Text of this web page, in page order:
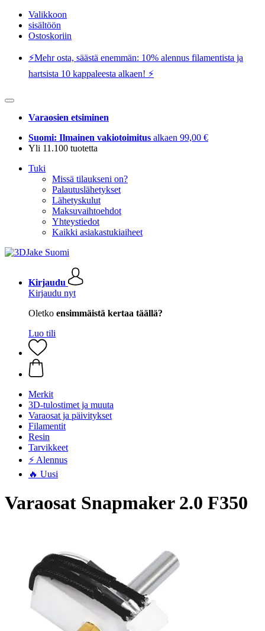
Valikkoon
sisältöön
Ostoskoriin
⚡️Mehr osta, säästä enemmän: 10% alennus filamentista ja
hartsista 10 kappaleesta alkaen! ⚡️
Varaosien etsiminen
Suomi: Ilmainen vakiotoimitus alkaen 99,00 €
Yli 11.100 tuotetta
Tuki
Missä tilaukseni on?
Palautuslähetykset
Lähetyskulut
Maksuvaihtoehdot
Yhteystiedot
Kaikki asiakastukiaiheet
Kirjaudu
Kirjaudu nyt
Oletko ensimmäistä kertaa täällä?
Luo tili
Merkit
3D-tulostimet ja muuta
Varaosat ja päivitykset
Filamentit
Resin
Tarvikkeet
⚡ Alennus
🔥 Uusi
Varaosat Snapmaker 2.0 F350